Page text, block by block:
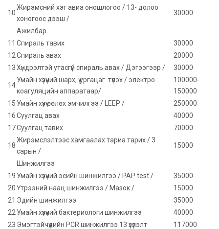
10
Жирэмсний хэт авиа оношлогоо / 13- долоо
хоногоос дээш /
30000
Ажилбар
11 Спираль тавих
30000
12Спираль авах
20000
13Хүндрэлтэй утасгүй спираль авах / Дэгээгээр / 30000
14
Умайн хүзүүний шарх, үү ургацаг түлэх / электро
коагуляцийн аппаратаар/
100000-
150000
15 Умайн хүзүү өөлөх эмчилгээ / LEEP /
250000
16Суулгац авах
40000
17Суулгац тавих 70000
18
Жирэмслэлтээс хамгаалах тариа тарих / 3
сарын /
15000
Шинжилгээ
19 Умайн хүзүүний эсийн шинжилгээ / PAP test /
35000
20Үтрээний наац шинжилгээ / Мазок /
15000
21 Эдийн шинжилгээ
35000
22Умайн хүзүүний бактериологи шинжилгээ
40000
23 Эмэгтэйчүүдийн PCR шинжилгээ 13 үзүүлэлт 117000